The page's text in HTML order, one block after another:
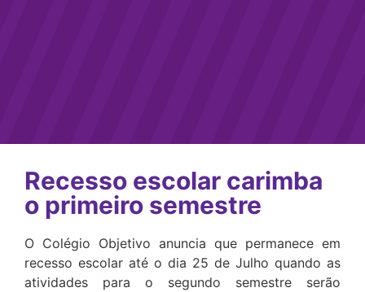
Recesso escolar carimba
o primeiro semestre
O Colégio Objetivo anuncia que permanece em
recesso escolar até o dia 25 de Julho quando as
atividades para o segundo semestre serão